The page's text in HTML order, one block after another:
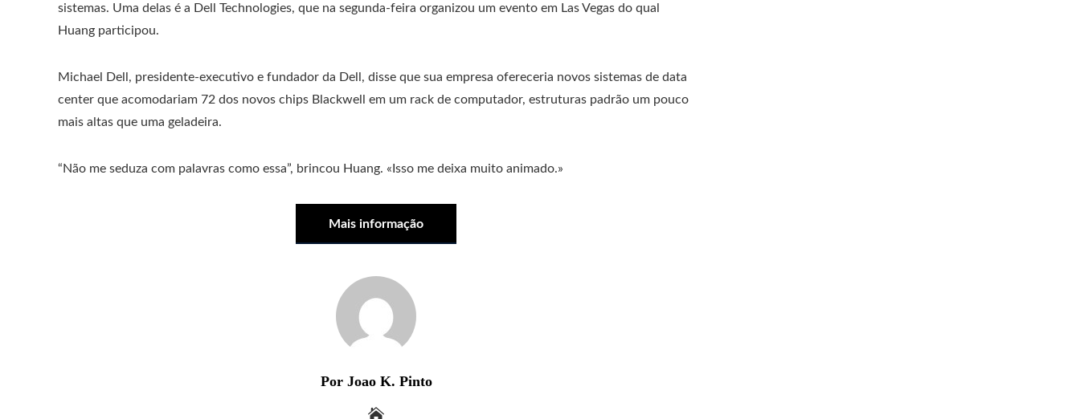
sistemas. Uma delas é a Dell Technologies, que na segunda-feira organizou um evento em Las Vegas do qual
Huang participou.
Michael Dell, presidente-executivo e fundador da Dell, disse que sua empresa ofereceria novos sistemas de data
center que acomodariam 72 dos novos chips Blackwell em um rack de computador, estruturas padrão um pouco
mais altas que uma geladeira.
“Não me seduza com palavras como essa”, brincou Huang. «Isso me deixa muito animado.»
Mais informação
Por Joao K. Pinto